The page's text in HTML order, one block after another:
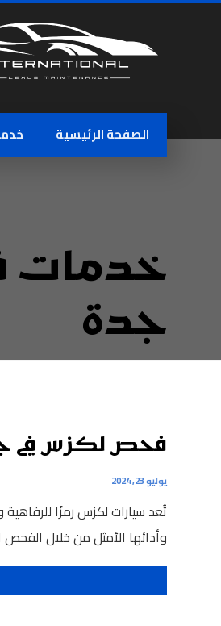
الصفحة الرئيسية
خدمات
جدة
فحص لكزس في
يوليو 23, 2024
تُعد سيارات لكزس رمزًا
وأدائها الأمثل من خلال الفحص